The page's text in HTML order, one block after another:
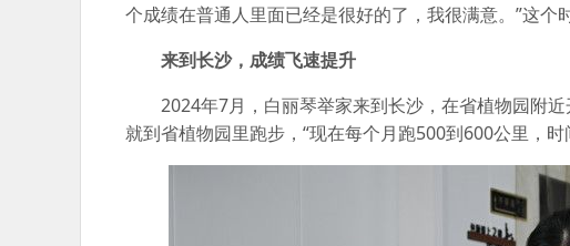
个成绩在普通人里面已经是很好的了，我很满意。”这个
来到长沙，成绩飞速提升
2024年7月，白丽琴举家来到长沙，在省植物园附近
就到省植物园里跑步，“现在每个月跑500到600公里，